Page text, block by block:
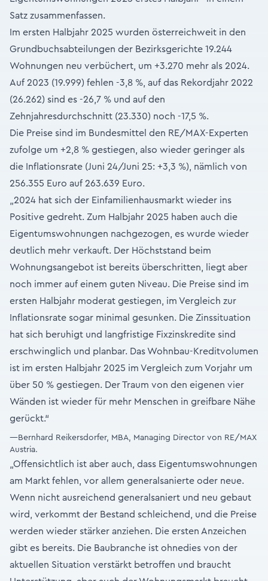
Satz zusammenfassen.
Im ersten Halbjahr 2025 wurden österreichweit in den
Grundbuchsabteilungen der Bezirksgerichte 19.244
Wohnungen neu verbüchert, um +3.270 mehr als 2024.
Auf 2023 (19.999) fehlen -3,8 %, auf das Rekordjahr 2022
(26.262) sind es -26,7 % und auf den
Zehnjahresdurchschnitt (23.330) noch -17,5 %.
Die Preise sind im Bundesmittel den RE/MAX-Experten
zufolge um +2,8 % gestiegen, also wieder geringer als
die Inflationsrate (Juni 24/Juni 25: +3,3 %), nämlich von
256.355 Euro auf 263.639 Euro.
„2024 hat sich der Einfamilienhausmarkt wieder ins
Positive gedreht. Zum Halbjahr 2025 haben auch die
Eigentumswohnungen nachgezogen, es wurde wieder
deutlich mehr verkauft. Der Höchststand beim
Wohnungsangebot ist bereits überschritten, liegt aber
noch immer auf einem guten Niveau. Die Preise sind im
ersten Halbjahr moderat gestiegen, im Vergleich zur
Inflationsrate sogar minimal gesunken. Die Zinssituation
hat sich beruhigt und langfristige Fixzinskredite sind
erschwinglich und planbar. Das Wohnbau-Kreditvolumen
ist im ersten Halbjahr 2025 im Vergleich zum Vorjahr um
über 50 % gestiegen. Der Traum von den eigenen vier
Wänden ist wieder für mehr Menschen in greifbare Nähe
gerückt.“
—Bernhard Reikersdorfer, MBA, Managing Director von RE/MAX
Austria.
„Offensichtlich ist aber auch, dass Eigentumswohnungen
am Markt fehlen, vor allem generalsanierte oder neue.
Wenn nicht ausreichend generalsaniert und neu gebaut
wird, verkommt der Bestand schleichend, und die Preise
werden wieder stärker anziehen. Die ersten Anzeichen
gibt es bereits. Die Baubranche ist ohnedies von der
aktuellen Situation verstärkt betroffen und braucht